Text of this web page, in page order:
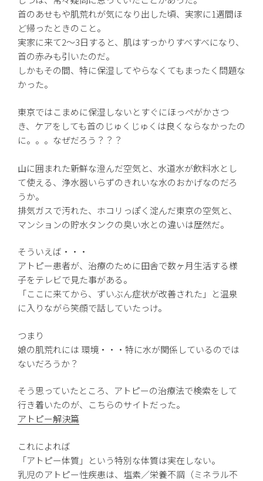
首のあせもや肌荒れが気になり出した頃、実家に1週間ほ
ど帰ったときのこと。
実家に来て2〜3日すると、肌はすっかりすべすべになり、
首の赤みも引いたのだ。
しかもその間、特に保湿してやらなくてもまったく問題な
かった。
東京ではこまめに保湿しないとすぐにほっぺがかさつ
き、ケアをしても首のじゅくじゅくは良くならなかったの
に。。。なぜだろう？？？
山に囲まれた新鮮な澄んだ空気と、水道水が飲料水とし
て使える、浄水器いらずのきれいな水のおかげなのだろ
うか。
排気ガスで汚れた、ホコリっぽく淀んだ東京の空気と、
マンションの貯水タンクの臭い水との違いは歴然だ。
そういえば・・・
アトピー患者が、治療のために田舎で数ヶ月生活する様
子をテレビで見た事がある。
「ここに来てから、ずいぶん症状が改善された」と温泉
に入りながら笑顔で話していたっけ。
つまり
娘の肌荒れには 環境・・・特に水が関係しているのでは
ないだろうか？
そう思っていたところ、アトピーの治療法で検索をして
行き着いたのが、こちらのサイトだった。
アトピー解決篇
これによれば
「アトピー体質」という特別な体質は実在しない。
乳児のアトピー性疾患は、塩素／栄養不調（ミネラル不